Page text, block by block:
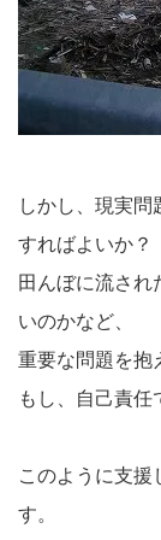
しかし、現実問
すればよいか？
田んぼに流され
いのかなど、
重要な問題を抱
もし、自己責任
このように支援
す。